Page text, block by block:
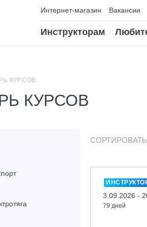
Интернет-магазин Вакансии
Инструкторам
КУРСОВ
КУРСОВ
3.09.2026 -
79 дней